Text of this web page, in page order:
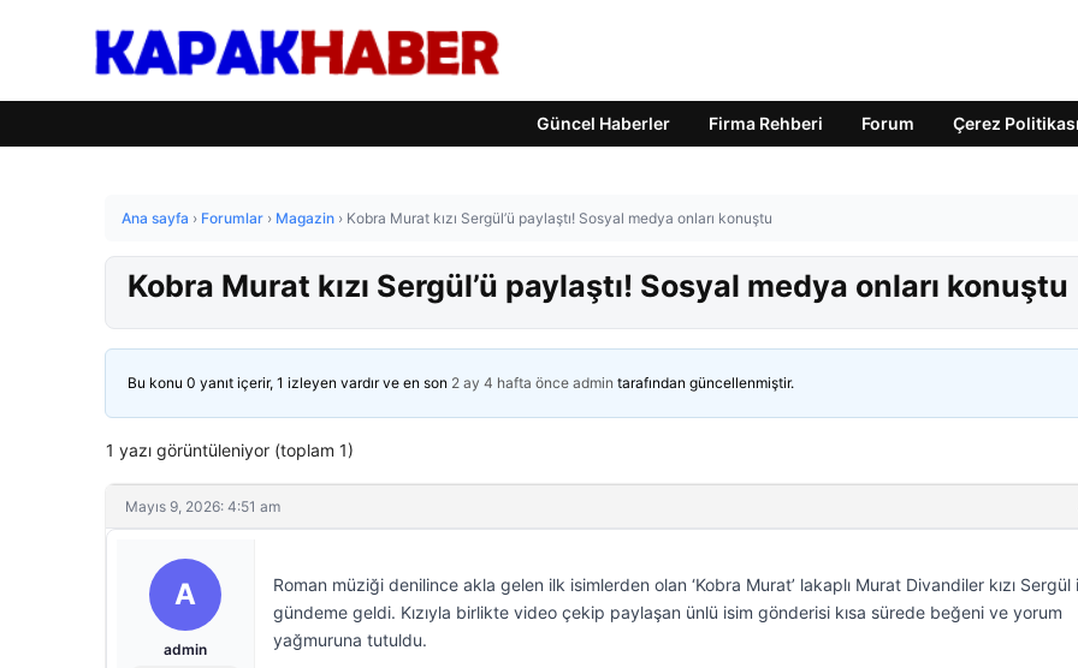
Güncel Haberler Firma Rehberi Forum Çerez Politikası
Ana sayfa › Forumlar › Magazin › Kobra Murat kızı Sergül’ü paylaştı! Sosyal medya onları konuştu
Kobra Murat kızı Sergül’ü paylaştı! Sosyal medya onları konuştu
Bu konu 0 yanıt içerir, 1 izleyen vardır ve en son 2 ay 4 hafta önce admin tarafından güncellenmiştir.
1 yazı görüntüleniyor (toplam 1)
Mayıs 9, 2026: 4:51 am
A
admin
Roman müziği denilince akla gelen ilk isimlerden olan ‘Kobra Murat’ lakaplı Murat Divandiler kızı Sergül
gündeme geldi. Kızıyla birlikte video çekip paylaşan ünlü isim gönderisi kısa sürede beğeni ve yorum
yağmuruna tutuldu.